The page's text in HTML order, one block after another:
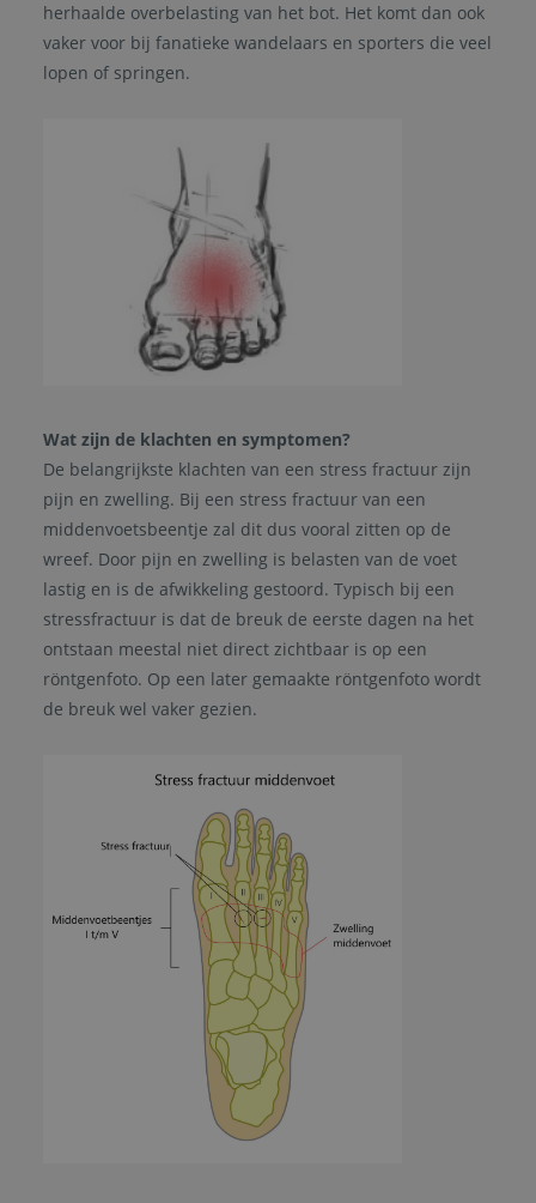
herhaalde overbelasting van het bot. Het komt dan ook
vaker voor bij fanatieke wandelaars en sporters die veel
lopen of springen.
Wat zijn de klachten en symptomen?
De belangrijkste klachten van een stress fractuur zijn
pijn en zwelling. Bij een stress fractuur van een
middenvoetsbeentje zal dit dus vooral zitten op de
wreef. Door pijn en zwelling is belasten van de voet
lastig en is de afwikkeling gestoord. Typisch bij een
stressfractuur is dat de breuk de eerste dagen na het
ontstaan meestal niet direct zichtbaar is op een
röntgenfoto. Op een later gemaakte röntgenfoto wordt
de breuk wel vaker gezien.